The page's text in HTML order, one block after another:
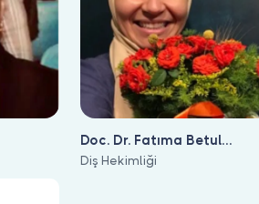
Doc. Dr. Fatıma Betul
Basturk
Diş Hekimliği